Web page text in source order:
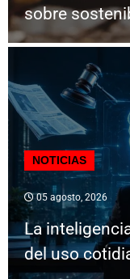
sobre
NOTICIAS
05 agosto, 2026
La
del uso